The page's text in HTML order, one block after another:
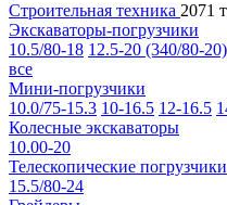
Строительная техника 2071
Экскаваторы-погрузчики
10.5/80-18 12.5-20 (340/80-20)
все
Мини-погрузчики
10.0/75-15.3 10-16.5 12-16.5
Колесные экскаваторы
10.00-20
Телескопические погрузчики
15.5/80-24